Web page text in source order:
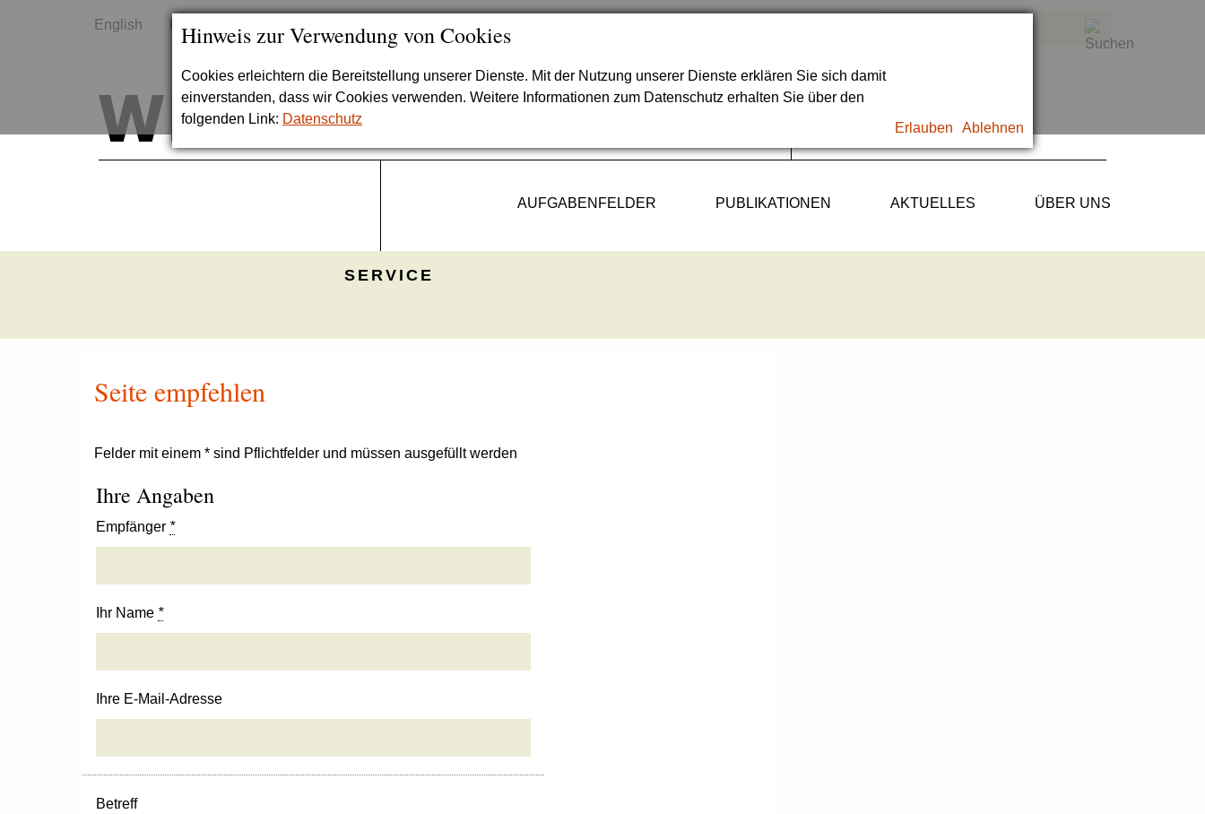
Hinweis zur Verwendung von Cookies
Cookies erleichtern die Bereitstellung unserer Dienste. Mit der Nutzung unserer Dienste erklären Sie sich damit
einverstanden, dass wir Cookies verwenden. Weitere Informationen zum Datenschutz erhalten Sie über den
folgenden Link: Datenschutz
Erlauben Ablehnen
English
AUFGABENFELDER PUBLIKATIONEN AKTUELLES ÜBER UNS
SERVICE
Seite empfehlen
Felder mit einem * sind Pflichtfelder und müssen ausgefüllt werden
Ihre Angaben
Empfänger *
Ihr Name *
Ihre E-Mail-Adresse
Betreff